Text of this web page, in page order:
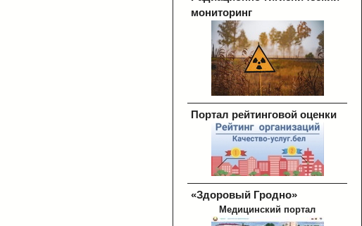
мониторинг
Портал рейтинговой оценки
«Здоровый Гродно»
Медицинский портал